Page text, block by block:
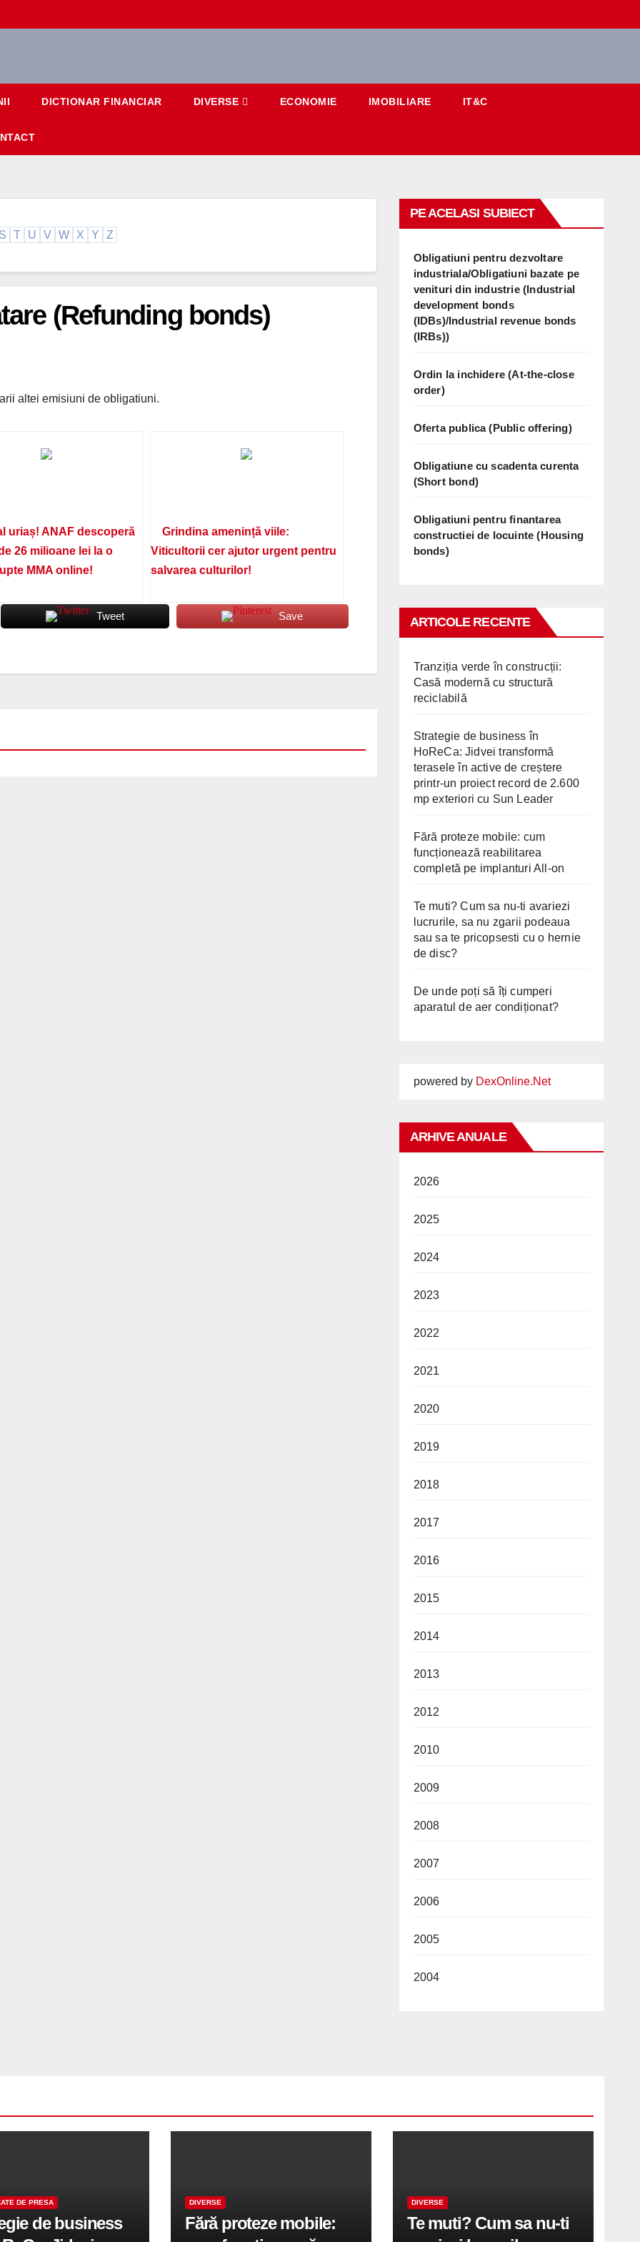
DICTIONAR FINANCIAR DIVERSE ECONOMIE IMOBILIARE IT&C
S T U V W X Y Z
(Refunding bonds)
altei emisiuni de obligatiuni.
uriaș! ANAF descoperă
26 milioane lei la o
MMA online!
Grindina amenință viile:
Viticultorii cer ajutor urgent pentru
salvarea culturilor!
Tweet Save
PE ACELASI SUBIECT
Obligatiuni pentru dezvoltare
industriala/Obligatiuni bazate pe
venituri din industrie (Industrial
development bonds
(IDBs)/Industrial revenue bonds
(IRBs))
Ordin la inchidere (At-the-close
order)
Oferta publica (Public offering)
Obligatiune cu scadenta curenta
(Short bond)
Obligatiuni pentru finantarea
constructiei de locuinte (Housing
bonds)
ARTICOLE RECENTE
Tranziția verde în construcții:
Casă modernă cu structură
reciclabilă
Strategie de business în
HoReCa: Jidvei transformă
terasele în active de creștere
printr-un proiect record de 2.600
mp exteriori cu Sun Leader
Fără proteze mobile: cum
funcționează reabilitarea
completă pe implanturi All-on
Te muti? Cum sa nu-ti avariezi
lucrurile, sa nu zgarii podeaua
sau sa te pricopsesti cu o hernie
de disc?
De unde poți să îți cumperi
aparatul de aer condiționat?
powered by DexOnline.Net
ARHIVE ANUALE
2026
2025
2024
2023
2022
2021
2020
2019
2018
2017
2016
2015
2014
2013
2012
2010
2009
2008
2007
2006
2005
2004
DE PRESA
de business
DIVERSE
Fără proteze mobile:
DIVERSE
Te muti? Cum sa nu-ti